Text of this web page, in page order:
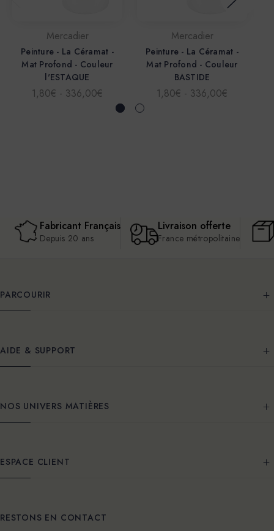
Mercadier
Peinture - La Céramat -
Mat Profond - Couleur
l'ESTAQUE
1,80€ - 336,00€
Mercadier
Peinture - La Céramat -
Mat Profond - Couleur
BASTIDE
1,80€ - 336,00€
Fabricant Français
Depuis 20 ans
Livraison offerte
France métropolitaine
PARCOURIR
AIDE & SUPPORT
NOS UNIVERS MATIÈRES
ESPACE CLIENT
RESTONS EN CONTACT